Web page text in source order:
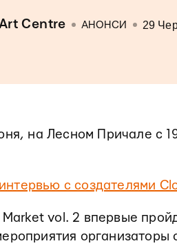
Centre АНОНСИ 29
на Лесном Причале с
с создателями
Market vol. 2 впервые
организаторы